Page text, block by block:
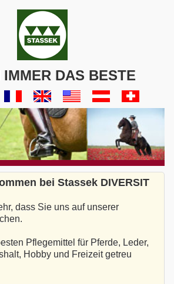
IMMER DAS BESTE
bei Stassek DIVERSIT
dass Sie uns auf unserer
Pflegemittel für Pferde, Leder,
Hobby und Freizeit getreu